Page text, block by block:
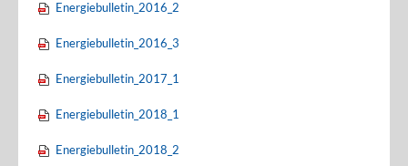
Energiebulletin_2016_2
Energiebulletin_2016_3
Energiebulletin_2017_1
Energiebulletin_2018_1
Energiebulletin_2018_2